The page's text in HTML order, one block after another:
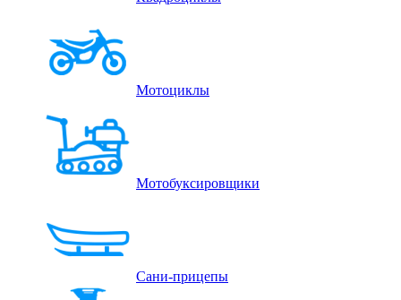
Мотоциклы
Мотобуксировщики
Сани-прицепы